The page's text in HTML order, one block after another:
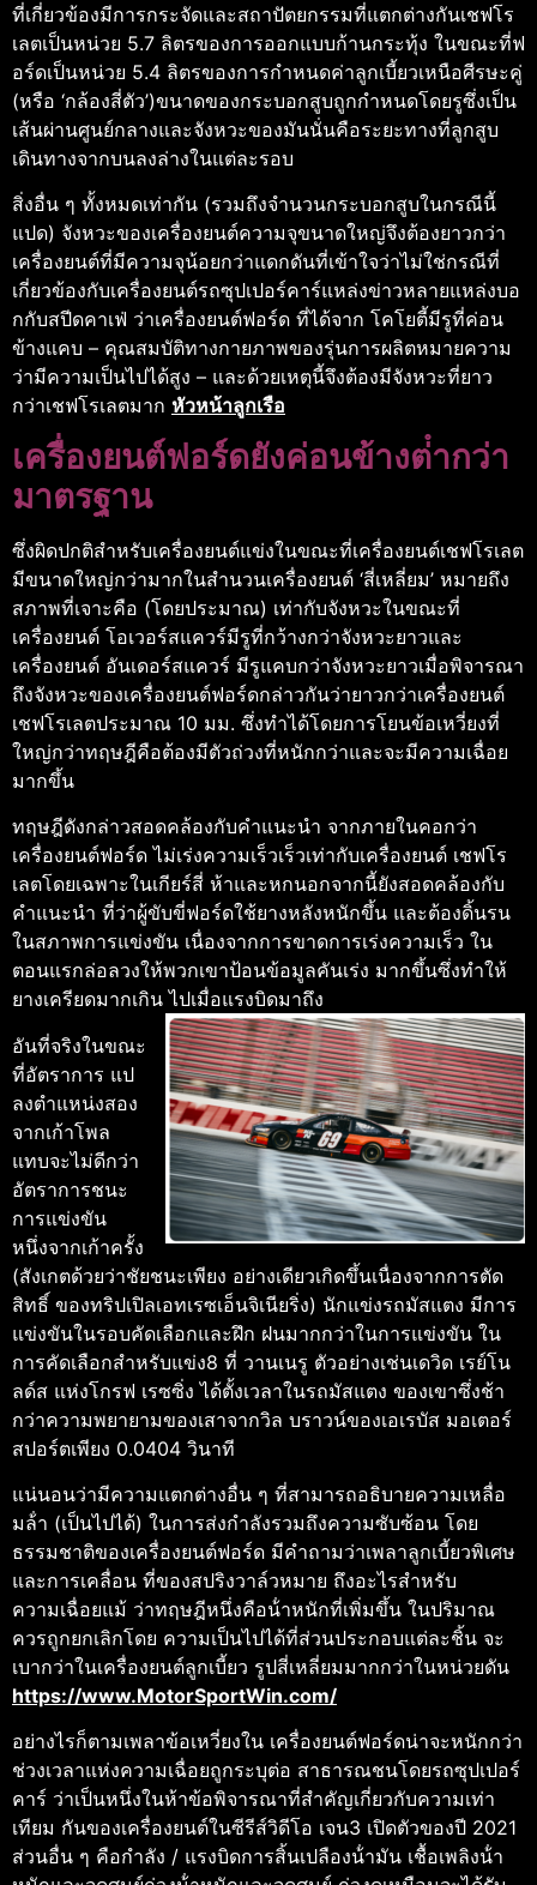
ที่เกี่ยวข้องมีการกระจัดและสถาปัตยกรรมที่แตกต่างกันเชฟโร
เลตเป็นหน่วย 5.7 ลิตรของการออกแบบก้านกระทุ้ง ในขณะที่ฟ
อร์ดเป็นหน่วย 5.4 ลิตรของการกําหนดค่าลูกเบี้ยวเหนือศีรษะคู่
(หรือ ‘กล้องสี่ตัว’)ขนาดของกระบอกสูบถูกกําหนดโดยรูซึ่งเป็น
เส้นผ่านศูนย์กลางและจังหวะของมันนั่นคือระยะทางที่ลูกสูบ
เดินทางจากบนลงล่างในแต่ละรอบ
สิ่งอื่น ๆ ทั้งหมดเท่ากัน (รวมถึงจํานวนกระบอกสูบในกรณีนี้
แปด) จังหวะของเครื่องยนต์ความจุขนาดใหญ่จึงต้องยาวกว่า
เครื่องยนต์ที่มีความจุน้อยกว่าแดกดันที่เข้าใจว่าไม่ใช่กรณีที่
เกี่ยวข้องกับเครื่องยนต์รถซุปเปอร์คาร์แหล่งข่าวหลายแหล่งบอ
กกับสปีดคาเฟ่ ว่าเครื่องยนต์ฟอร์ด ที่ได้จาก โคโยตี้มีรูที่ค่อน
ข้างแคบ – คุณสมบัติทางกายภาพของรุ่นการผลิตหมายความ
ว่ามีความเป็นไปได้สูง – และด้วยเหตุนี้จึงต้องมีจังหวะที่ยาว
กว่าเชฟโรเลตมาก หัวหน้าลูกเรือ
เครื่องยนต์ฟอร์ดยังค่อนข้างต่ํากว่า
มาตรฐาน
ซึ่งผิดปกติสําหรับเครื่องยนต์แข่งในขณะที่เครื่องยนต์เชฟโรเลต
มีขนาดใหญ่กว่ามากในสํานวนเครื่องยนต์ ‘สี่เหลี่ยม’ หมายถึง
สภาพที่เจาะคือ (โดยประมาณ) เท่ากับจังหวะในขณะที่
เครื่องยนต์ โอเวอร์สแควร์มีรูที่กว้างกว่าจังหวะยาวและ
เครื่องยนต์ อันเดอร์สแควร์ มีรูแคบกว่าจังหวะยาวเมื่อพิจารณา
ถึงจังหวะของเครื่องยนต์ฟอร์ดกล่าวกันว่ายาวกว่าเครื่องยนต์
เชฟโรเลตประมาณ 10 มม. ซึ่งทําได้โดยการโยนข้อเหวี่ยงที่
ใหญ่กว่าทฤษฎีคือต้องมีตัวถ่วงที่หนักกว่าและจะมีความเฉื่อย
มากขึ้น
ทฤษฎีดังกล่าวสอดคล้องกับคําแนะนํา จากภายในคอกว่า
เครื่องยนต์ฟอร์ด ไม่เร่งความเร็วเร็วเท่ากับเครื่องยนต์ เชฟโร
เลตโดยเฉพาะในเกียร์สี่ ห้าและหกนอกจากนี้ยังสอดคล้องกับ
คําแนะนํา ที่ว่าผู้ขับขี่ฟอร์ดใช้ยางหลังหนักขึ้น และต้องดิ้นรน
ในสภาพการแข่งขัน เนื่องจากการขาดการเร่งความเร็ว ใน
ตอนแรกล่อลวงให้พวกเขาป้อนข้อมูลคันเร่ง มากขึ้นซึ่งทําให้
ยางเครียดมากเกิน ไปเมื่อแรงบิดมาถึง
อันที่จริงในขณะ
ที่อัตราการ แป
ลงตําแหน่งสอง
จากเก้าโพล
แทบจะไม่ดีกว่า
อัตราการชนะ
การแข่งขัน
หนึ่งจากเก้าครั้ง
(สังเกตด้วยว่าชัยชนะเพียง อย่างเดียวเกิดขึ้นเนื่องจากการตัด
สิทธิ์ ของทริปเปิลเอทเรซเอ็นจิเนียริ่ง) นักแข่งรถมัสแตง มีการ
แข่งขันในรอบคัดเลือกและฝึก ฝนมากกว่าในการแข่งขัน ใน
การคัดเลือกสําหรับแข่ง8 ที่ วานเนรู ตัวอย่างเช่นเดวิด เรย์โน
ลด์ส แห่งโกรฟ เรซซิ่ง ได้ตั้งเวลาในรถมัสแตง ของเขาซึ่งช้า
กว่าความพยายามของเสาจากวิล บราวน์ของเอเรบัส มอเตอร์
สปอร์ตเพียง 0.0404 วินาที
แน่นอนว่ามีความแตกต่างอื่น ๆ ที่สามารถอธิบายความเหลื่อ
มล้ํา (เป็นไปได้) ในการส่งกําลังรวมถึงความซับซ้อน โดย
ธรรมชาติของเครื่องยนต์ฟอร์ด มีคําถามว่าเพลาลูกเบี้ยวพิเศษ
และการเคลื่อน ที่ของสปริงวาล์วหมาย ถึงอะไรสําหรับ
ความเฉื่อยแม้ ว่าทฤษฎีหนึ่งคือน้ําหนักที่เพิ่มขึ้น ในปริมาณ
ควรถูกยกเลิกโดย ความเป็นไปได้ที่ส่วนประกอบแต่ละชิ้น จะ
เบากว่าในเครื่องยนต์ลูกเบี้ยว รูปสี่เหลี่ยมมากกว่าในหน่วยดัน
https://www.MotorSportWin.com/
อย่างไรก็ตามเพลาข้อเหวี่ยงใน เครื่องยนต์ฟอร์ดน่าจะหนักกว่า
ช่วงเวลาแห่งความเฉื่อยถูกระบุต่อ สาธารณชนโดยรถซุปเปอร์
คาร์ ว่าเป็นหนึ่งในห้าข้อพิจารณาที่สําคัญเกี่ยวกับความเท่า
เทียม กันของเครื่องยนต์ในซีรีส์วิดีโอ เจน3 เปิดตัวของปี 2021
ส่วนอื่น ๆ คือกําลัง / แรงบิดการสิ้นเปลืองน้ํามัน เชื้อเพลิงน้ํา